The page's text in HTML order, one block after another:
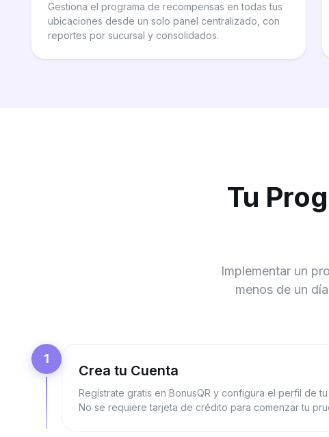
Gestiona el programa de recompensas en todas tus
ubicaciones desde un solo panel centralizado, con
reportes por sucursal y consolidados.
Tu
Implementar un
menos de un
1
Crea tu Cuenta
Regístrate gratis en BonusQR y configura el perfil de
No se requiere tarjeta de crédito para comenzar tu